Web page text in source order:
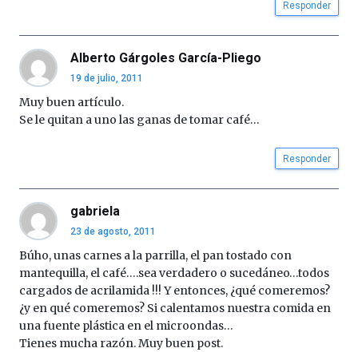
Responder
Alberto Gárgoles García-Pliego
19 de julio, 2011
Muy buen artículo.
Se le quitan a uno las ganas de tomar café…
Responder
gabriela
23 de agosto, 2011
Búho, unas carnes a la parrilla, el pan tostado con
mantequilla, el café….sea verdadero o sucedáneo…todos
cargados de acrilamida !!! Y entonces, ¿qué comeremos?
¿y en qué comeremos? Si calentamos nuestra comida en
una fuente plástica en el microondas…
Tienes mucha razón. Muy buen post.